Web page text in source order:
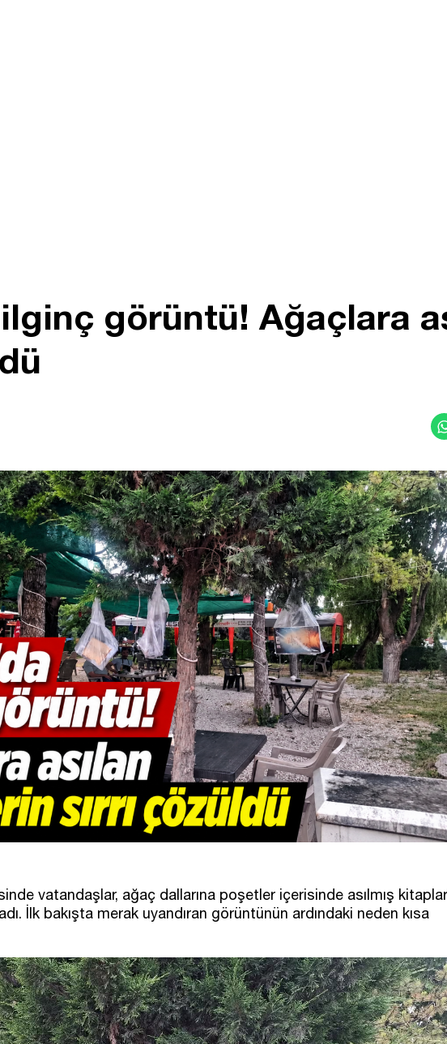
ilginç görüntü! Ağaçlara
vatandaşlar, ağaç dallarına poşetler içerisinde asılmış
İlk bakışta merak uyandıran görüntünün ardındaki neden kısa